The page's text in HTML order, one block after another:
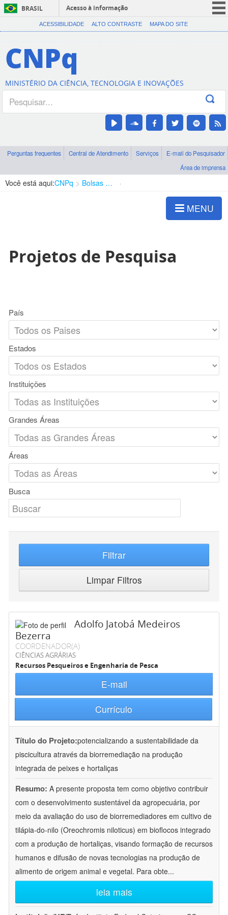
BRASIL
Acesso à informação
CORONAVÍRUS (COVID-19)
Canais
ACESSIBILIDADE ALTO CONTRASTE MAPA DO SITE
CNPq
MINISTÉRIO DA CIÊNCIA, TECNOLOGIA E INOVAÇÕES
Perguntas frequentes Central de Atendimento Serviços
E-mail do Pesquisador
Área de imprensa
Você está aqui:CNPq Bolsas e Auxílios Vigentes
MENU
Projetos de Pesquisa
País
Estados
Instituições
Grandes Áreas
Áreas
Busca
Filtrar
Limpar Filtros
Adolfo Jatobá Medeiros
Bezerra
COORDENADOR(A)
CIÊNCIAS AGRÁRIAS
Recursos Pesqueiros e Engenharia de Pesca
E-mail
Currículo
Título do Projeto:potencializando a sustentabilidade da
piscicultura através da biorremediação na produção
integrada de peixes e hortaliças
Resumo: A presente proposta tem como objetivo contribuir
com o desenvolvimento sustentável da agropecuária, por
meio da avaliação do uso de biorremediadores em cultivo de
tilápia-do-nilo (Oreochromis niloticus) em bioflocos integrado
com a produção de hortaliças, visando formação de recursos
humanos e difusão de novas tecnologias na produção de
alimento de origem animal e vegetal. Para obte...
leia mais